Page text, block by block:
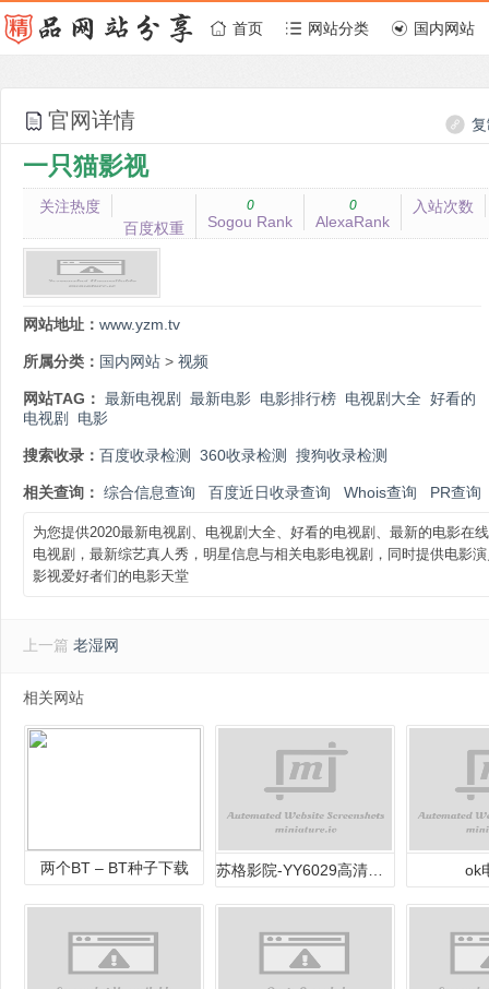
首页 网站分类 国内网站
官网详情
一只猫影视
关注热度
百度权重
0
Sogou Rank
0
AlexaRank
入站次数
网站地址： www.yzm.tv
所属分类： 国内网站 > 视频
网站TAG： 最新电视剧 最新电影 电影排行榜 电视剧大全 好看的
电视剧
电影
搜索收录： 百度收录检测 360收录检测 搜狗收录检测
相关查询： 综合信息查询 百度近日收录查询 Whois查询 PR查询
为您提供2020最新电视剧、电视剧大全、好看的电视剧、最新的电影在
电视剧，最新综艺真人秀，明星信息与相关电影电视剧，同时提供电影
影视爱好者们的电影天堂
上一篇 老湿网
相关网站
两个BT – BT种子下载 ok